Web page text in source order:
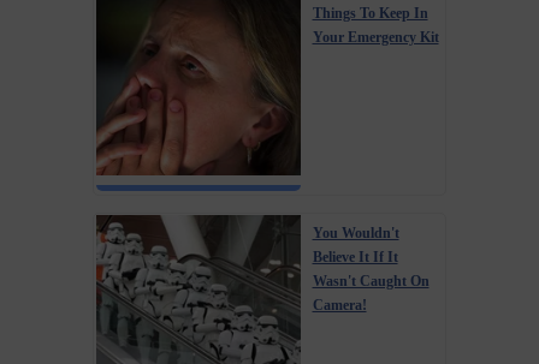
Things To Keep In
Your Emergency Kit
You Wouldn't
Believe It If It
Wasn't Caught On
Camera!